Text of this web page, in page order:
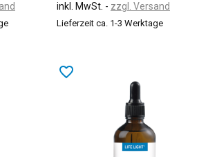
inkl. MwSt. zzgl. Versand
Lieferzeit ca. 1-3 Werktage
favorite_border